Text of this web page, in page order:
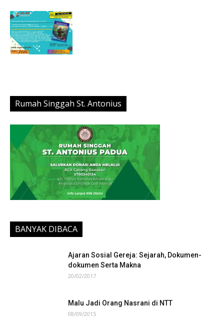
Rumah Singgah St. Antonius
BANYAK DIBACA
Ajaran Sosial Gereja: Sejarah, Dokumen-
dokumen Serta Makna
20/02/2017
Malu Jadi Orang Nasrani di NTT
08/09/2015